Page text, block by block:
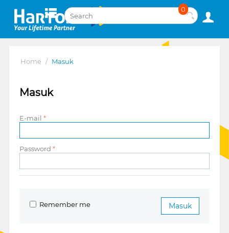
0
Home / Masuk
Masuk
E-mail
Password
Masuk
Remember me